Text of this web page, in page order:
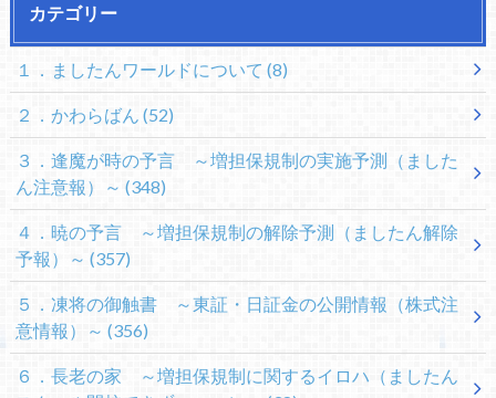
カテゴリー
１．ましたんワールドについて (8)
２．かわらばん (52)
３．逢魔が時の予言 ～増担保規制の実施予測（ました
ん注意報）～ (348)
４．暁の予言 ～増担保規制の解除予測（ましたん解除
予報）～ (357)
５．凍将の御触書 ～東証・日証金の公開情報（株式注
意情報）～ (356)
６．長老の家 ～増担保規制に関するイロハ（ましたん